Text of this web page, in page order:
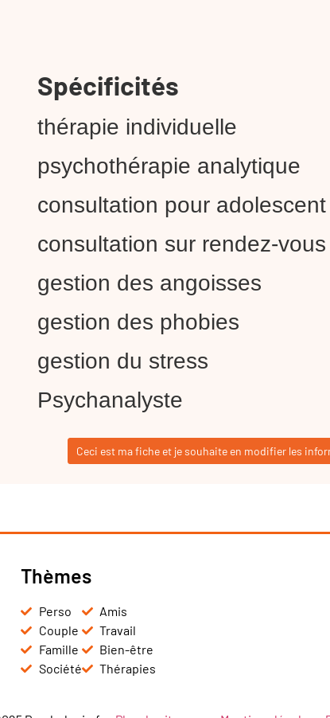
Spécificités
thérapie individuelle
psychothérapie analytique
consultation pour adolescent
consultation sur rendez-vous
gestion des angoisses
gestion des phobies
gestion du stress
Psychanalyste
Ceci est ma fiche et je souhaite en modifier les
Thèmes
Perso
Couple
Famille
Société
Amis
Travail
Bien-être
Thérapies